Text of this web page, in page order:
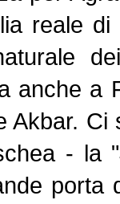
reale
anche a
Akbar.
- la